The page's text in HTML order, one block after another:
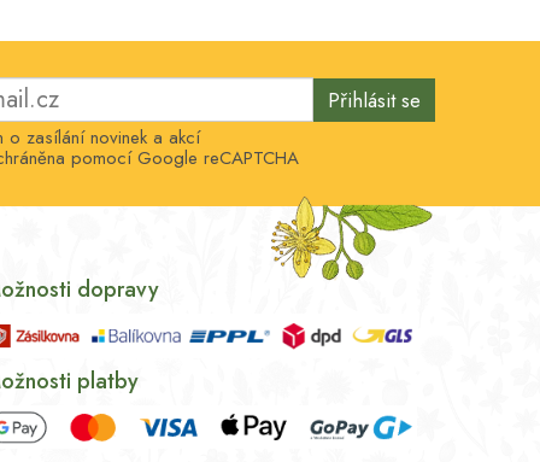
Přihlásit se
o zasílání novinek a akcí
pomocí Google reCAPTCHA
dopravy
platby